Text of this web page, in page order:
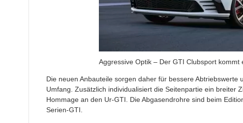
Aggressive Optik – Der GTI Clubsport
Die neuen Anbauteile sorgen daher für bessere
Umfang. Zusätzlich individualisiert die Seitenpartie ein breiter
Hommage an den Ur-GTI. Die Abgasendrohre sind beim
Serien-GTI.